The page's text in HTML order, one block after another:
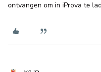
ontvangen om in iProva te